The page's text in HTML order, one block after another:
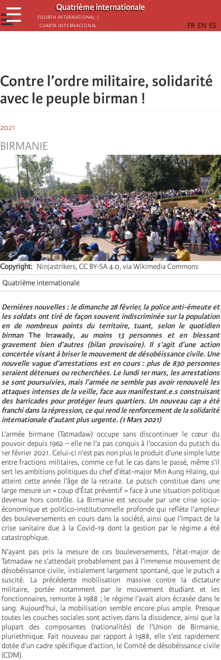
Aller
au
contenu
Quatrième internationale
Fourth International /
Cuarta Internacional
☰
☰
Contre l’ordre militaire, solidarité
avec le peuple birman !
2021
BIRMANIE
Copyright
Ninjastrikers, CC BY-SA 4.0, via Wikimedia Commons
Quatrième internationale
Dernières nouvelles : le dimanche 28 février, la police anti-émeute et
les soldats ont tiré de façon souvent indiscriminée sur la population
en de nombreux points du territoire, tuant, selon le quotidien
birman
The Irrawady, au moins 13 personnes et en blessant
gravement bien d’autres (bilan provisoire). Il s’agit d’une action
concertée visant à briser le mouvement de désobéissance civile. Une
nouvelle vague d’arrestations est en cours : plus de 830 personnes
seraient détenues ou recherchées. Le lundi 1er mars, les arrestations
se sont poursuivies, mais l’armée ne semble pas avoir renouvelé les
attaques intenses de la veille, face aux manifestant.e.s construisant
des barricades pour protéger leurs quartiers. Un nouveau cap a été
franchi dans la répression, ce qui rend le renforcement de la solidarité
internationale d’autant plus urgente. (1 Mars 2021)
L’armée birmane (Tatmadaw) occupe sans discontinuer le cœur du
pouvoir depuis 1962 – elle ne l’a pas conquis à l’occasion du putsch du
1er février 2021. Celui-ci n’est pas non plus le produit d’une simple lutte
entre fractions militaires, comme ce fut le cas dans le passé, même s’il
sert les ambitions politiques du chef d’état-major Min Aung Hlaing, qui
atteint cette année l’âge de la retraite. Le putsch constitue dans une
large mesure un « coup d’État préventif » face à une situation politique
devenue hors contrôle. La Birmanie est secouée par une crise socio-
économique et politico-institutionnelle profonde qui reflète l’ampleur
des bouleversements en cours dans la société, ainsi que l’impact de la
crise sanitaire due à la Covid-19 dont la gestion par le régime a été
catastrophique.
N’ayant pas pris la mesure de ces bouleversements, l’état-major de
Tatmadaw ne s’attendait probablement pas à l’immense mouvement de
désobéissance civile, initialement largement spontané, que le putsch a
suscité. La précédente mobilisation massive contre la dictature
militaire, portée notamment par le mouvement étudiant et les
fonctionnaires, remonte à 1988 ; le régime l’avait alors écrasée dans le
sang. Aujourd’hui, la mobilisation semble encore plus ample. Presque
toutes les couches sociales sont actives dans la dissidence, ainsi que la
plupart des composantes (nationalités) de l’Union de Birmanie,
pluriethnique. Fait nouveau par rapport à 1988, elle s’est rapidement
dotée d’un cadre spécifique d’action, le Comité de désobéissance civile
(CDM).